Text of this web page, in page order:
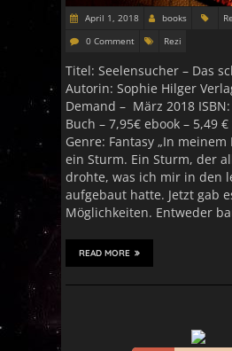
April 1, 2018 books
0 Comment
Rezi
Titel: Seelensucher – Das
Autorin: Sophie Hilger
Demand – März 2018
Buch – 7,95€ ebook – 5,49
Genre: Fantasy „In
ein Sturm. Ein Sturm, der
drohte, was ich mir in den
aufgebaut hatte. Jetzt gab
Möglichkeiten. Entweder
READ MORE